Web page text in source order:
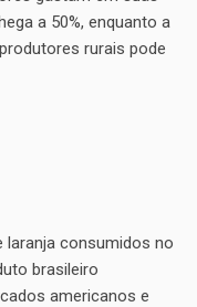
a 50%, enquanto a
rurais pode
laranja consumidos no
brasileiro
americanos e